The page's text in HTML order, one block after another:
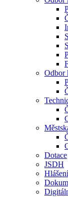
Odbor
Dotace
JSDH